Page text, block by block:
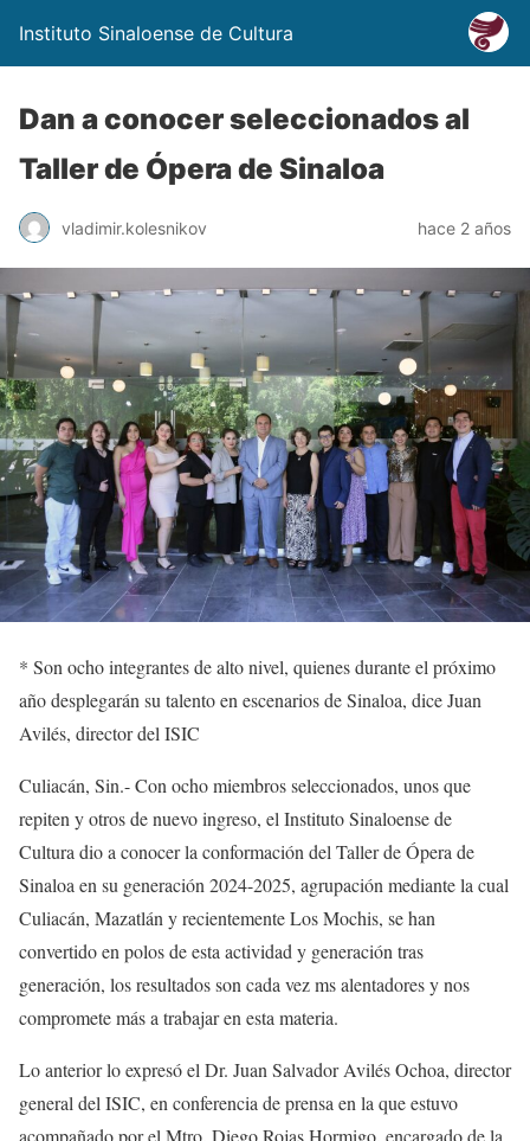
Instituto Sinaloense de Cultura
Dan a conocer seleccionados al
Taller de Ópera de Sinaloa
vladimir.kolesnikov hace 2 años
* Son ocho integrantes de alto nivel, quienes durante el próximo
año desplegarán su talento en escenarios de Sinaloa, dice Juan
Avilés, director del ISIC
Culiacán, Sin.-Con ocho miembros seleccionados, unos que
repiten y otros de nuevo ingreso, el Instituto Sinaloense de
Cultura dio a conocer la conformación del Taller deÓpera de
Sinaloa en su generación 2024-2025, agrupación mediante la cual
Culiacán, Mazatlán y recientemente Los Mochis, se han
convertido en polos de esta actividad y generación tras
generación, los resultados son cada vez ms alentadores y nos
compromete más a trabajar en esta materia.
Lo anterior lo expresó el Dr. Juan Salvador Avilés Ochoa, director
general del ISIC, en conferencia de prensa en la que estuvo
acompañado por el Mtro. Diego Rojas Hormigo, encargado de la